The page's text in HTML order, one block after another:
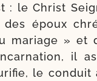
: le Christ
des époux
mariage » et
il
le conduit